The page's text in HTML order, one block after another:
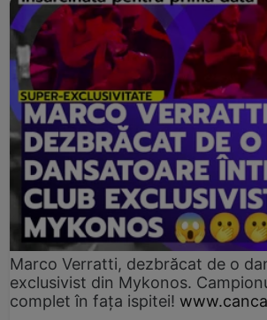
Marco Verratti, dezbrăcat de o
exclusivist din Mykonos.
complet în fața ispitei!